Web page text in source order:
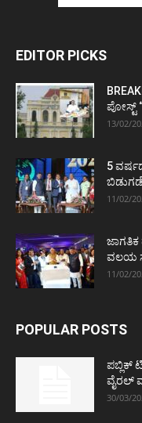
EDITOR PICKS
ಪೋಸ್ಟ್‌
13/02/
5
11/02/
ವಲಯ
11/02/
POPULAR POSTS
ಪಬ್ಲಿಕ್
ವೈರಲ್
30/03/